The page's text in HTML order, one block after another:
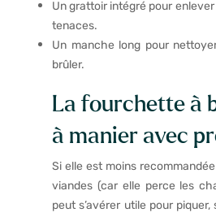
Un grattoir intégré pour
tenaces.
Un manche long pour
brûler.
La fourchette à
à manier avec
Si elle est moins
viandes (car elle perce les
peut s’avérer utile pour